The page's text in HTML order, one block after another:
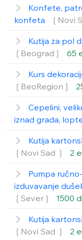
Konfete,
konfeta
❲Novi
Kutija za pol
❲Beograd❳
65
Kurs
❲BeoRegion❳
Cepelini,
iznad grada,
Kutija
❲Novi Sad ❳
2
Pumpa
izduvavanje
❲Sever❳
1500
Kutija
❲Novi Sad ❳
2